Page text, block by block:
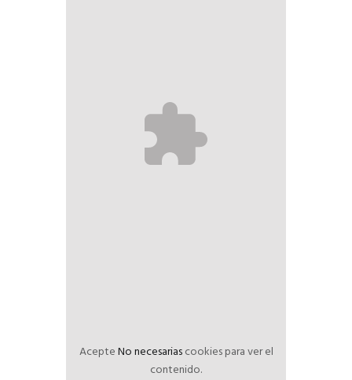
AcepteNo necesariascookies para ver el
contenido.